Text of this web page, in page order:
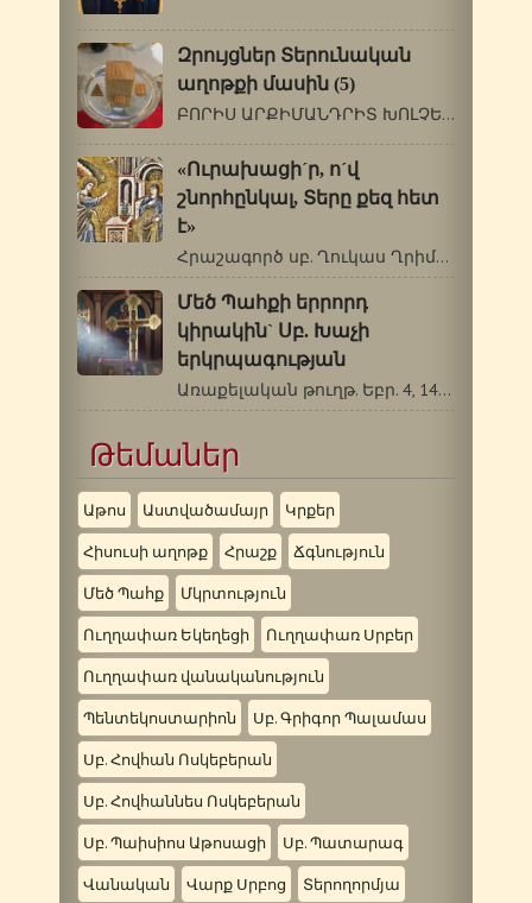
Զրույցներ Տերունական
աղոթքի մասին (5)
ԲՈՐԻՍ ԱՐՔԻՄԱՆԴՐԻՏ ԽՈԼՉԵՎ (1895-1971 թթ.)…
«Ուրախացի´ր, ո´վ
շնորհընկալ, Տերը քեզ հետ
է»
Հրաշագործ սբ. Ղուկաս Ղրիմեցի (1877-1961թթ.)…
Մեծ Պահքի երրորդ
կիրակին` Սբ. Խաչի
երկրպագության
Առաքելական թուղթ. Եբր. 4, 14-5, 6: Ավետարան.…
Թեմաներ
Աթոս Աստվածամայր Կրքեր
Հիսուսի աղոթք Հրաշք Ճգնություն
Մեծ Պահք Մկրտություն
Ուղղափառ Եկեղեցի Ուղղափառ Սրբեր
Ուղղափառ վանականություն
Պենտեկոստարիոն Սբ. Գրիգոր Պալամաս
Սբ. Հովհան Ոսկեբերան
Սբ. Հովհաննես Ոսկեբերան
Սբ. Պաիսիոս Աթոսացի Սբ. Պատարագ
Վանական Վարք Սրբոց Տերողորմյա